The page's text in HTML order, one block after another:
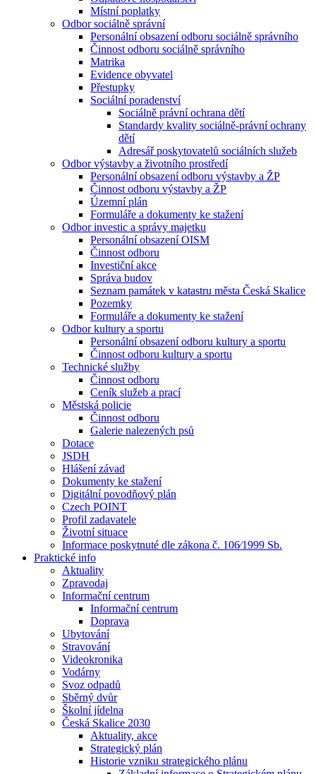
Místní poplatky
Odbor sociálně správní
Personální obsazení odboru sociálně správního
Činnost odboru sociálně správního
Matrika
Evidence obyvatel
Přestupky
Sociální poradenství
Sociálně právní ochrana dětí
Standardy kvality sociálně-právní ochrany
dětí
Adresář poskytovatelů sociálních služeb
Odbor výstavby a životního prostředí
Personální obsazení odboru výstavby a ŽP
Činnost odboru výstavby a ŽP
Územní plán
Formuláře a dokumenty ke stažení
Odbor investic a správy majetku
Personální obsazení OISM
Činnost odboru
Investiční akce
Správa budov
Seznam památek v katastru města Česká Skalice
Pozemky
Formuláře a dokumenty ke stažení
Odbor kultury a sportu
Personální obsazení odboru kultury a sportu
Činnost odboru kultury a sportu
Technické služby
Činnost odboru
Ceník služeb a prací
Městská policie
Činnost odboru
Galerie nalezených psů
Dotace
JSDH
Hlášení závad
Dokumenty ke stažení
Digitální povodňový plán
Czech POINT
Profil zadavatele
Životní situace
Informace poskytnuté dle zákona č. 106⁄1999 Sb.
Praktické info
Aktuality
Zpravodaj
Informační centrum
Informační centrum
Doprava
Ubytování
Stravování
Videokronika
Vodárny
Svoz odpadů
Sběrný dvůr
Školní jídelna
Česká Skalice 2030
Aktuality, akce
Strategický plán
Historie vzniku strategického plánu